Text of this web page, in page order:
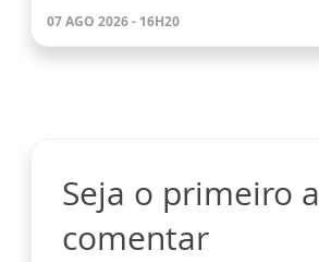
07 AGO 2026 - 16H20
Seja o primeiro a
comentar